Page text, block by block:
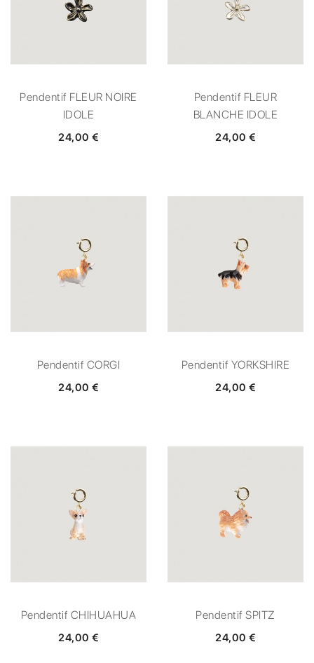
Pendentif FLEUR NOIRE
IDOLE
24,00 €
Pendentif FLEUR
BLANCHE IDOLE
24,00 €
Pendentif CORGI
24,00 €
Pendentif YORKSHIRE
24,00 €
Pendentif CHIHUAHUA
24,00 €
Pendentif SPITZ
24,00 €